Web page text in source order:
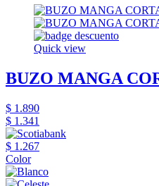
Quick view
BUZO MANGA
$ 1.890
$ 1.341
$ 1.267
Color